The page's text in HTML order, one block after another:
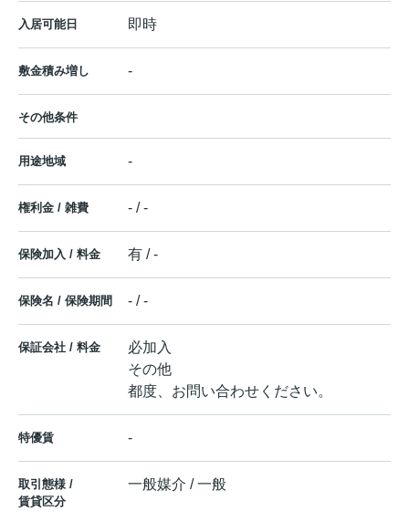
入居可能日 即時
敷金積み増し -
その他条件
用途地域 -
権利金 / 雑費 - / -
保険加入 / 料金 有 / -
保険名 / 保険期間 - / -
保証会社 / 料金
必加入
その他
都度、お問い合わせください。
特優賃 -
取引態様 /
賃貸区分
一般媒介 / 一般